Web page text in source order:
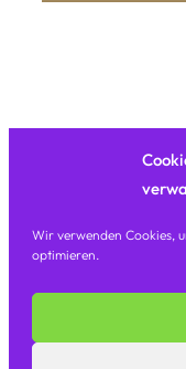
Wir verwenden Cookies,
optimieren.
©
Orte Der
Frankfurt